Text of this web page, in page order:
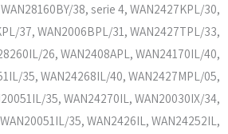
38, serie 4, WAN2427KPL/30,
37, WAN2006BPL/31, WAN2427TPL/33,
26, WAN2408APL, WAN24170IL/40,
35, WAN24268IL/40, WAN2427MPL/05,
35, WAN24270IL, WAN20030IX/34,
35, WAN2426IL, WAN24252IL,